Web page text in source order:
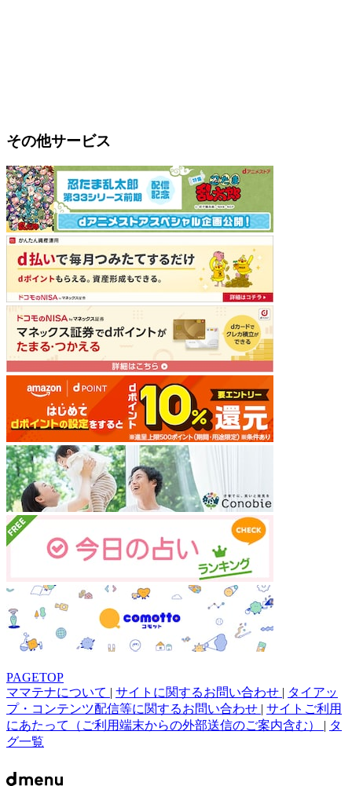
その他サービス
PAGETOP
ママテナについて | サイトに関するお問い合わせ | タイアッ
プ・コンテンツ配信等に関するお問い合わせ | サイトご利用
にあたって（ご利用端末からの外部送信のご案内含む） | タ
グ一覧